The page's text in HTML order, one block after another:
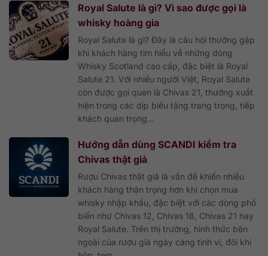
Royal Salute là gì? Vì sao được gọi là
whisky hoàng gia
Royal Salute là gì? Đây là câu hỏi thường gặp
khi khách hàng tìm hiểu về những dòng
Whisky Scotland cao cấp, đặc biệt là Royal
Salute 21. Với nhiều người Việt, Royal Salute
còn được gọi quen là Chivas 21, thường xuất
hiện trong các dịp biếu tặng trang trọng, tiếp
khách quan trọng...
Hướng dẫn dùng SCANDI kiểm tra
Chivas thật giả
Rượu Chivas thật giả là vấn đề khiến nhiều
khách hàng thận trọng hơn khi chọn mua
whisky nhập khẩu, đặc biệt với các dòng phổ
biến như Chivas 12, Chivas 18, Chivas 21 hay
Royal Salute. Trên thị trường, hình thức bên
ngoài của rượu giả ngày càng tinh vi, đôi khi